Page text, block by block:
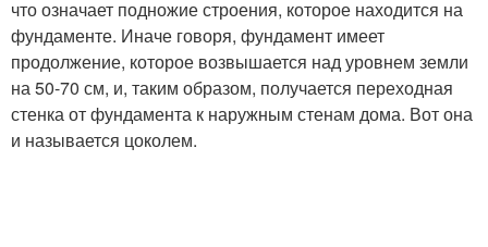
что означает подножие строения, которое находится на
фундаменте. Иначе говоря, фундамент имеет
продолжение, которое возвышается над уровнем земли
на 50-70 см, и, таким образом, получается переходная
стенка от фундамента к наружным стенам дома. Вот она
и называется цоколем.